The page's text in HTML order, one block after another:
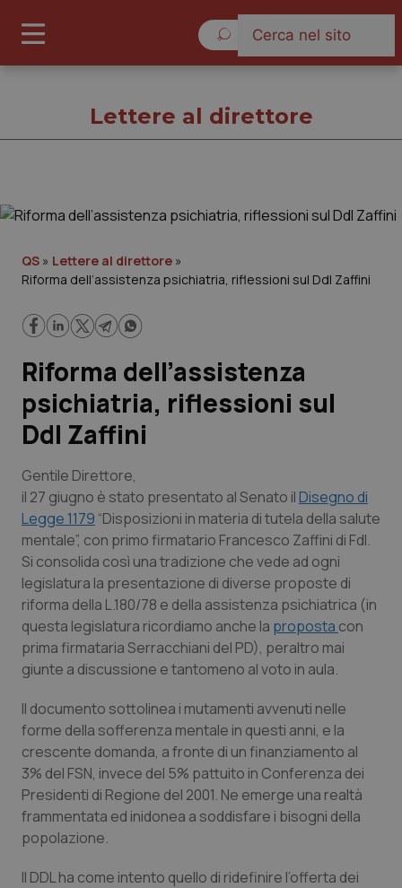
Cronache
Lavoro e Professioni
Scienza e Farmaci
Studi e Analisi
Lettere al direttore
Edizioni Regionali
QS Pro
Professionisti Sanitari.AI
Abruzzo
Basilicata
Calabria
QS Pro Gold
Artrite & artrosi
Asma & BPCO
QS Club Newsletter
Lettere al direttore
QS » Lettere al direttore »
Riforma dell’assistenza psichiatria, riflessioni sul Ddl Zaffini
Riforma dell’assistenza
psichiatria, riflessioni sul
Ddl Zaffini
Gentile Direttore,
il 27 giugno è stato presentato al Senato ilDisegno di
Legge 1179 “Disposizioni in materia di tutela della salute
mentale”, con primo firmatario Francesco Zaffini di FdI.
Si consolida così una tradizione che vede ad ogni
legislatura la presentazione di diverse proposte di
riforma della L.180/78 e della assistenza psichiatrica (in
questa legislatura ricordiamo anche la proposta con
prima firmataria Serracchiani del PD), peraltro mai
giunte a discussione e tantomeno al voto in aula.
Il documento sottolinea i mutamenti avvenuti nelle
forme della sofferenza mentale in questi anni, e la
crescente domanda, a fronte di un finanziamento al
3% del FSN, invece del 5% pattuito in Conferenza dei
Presidenti di Regione del 2001. Ne emerge una realtà
frammentata ed inidonea a soddisfare i bisogni della
popolazione.
Il DDL ha come intento quello di ridefinire l’offerta dei